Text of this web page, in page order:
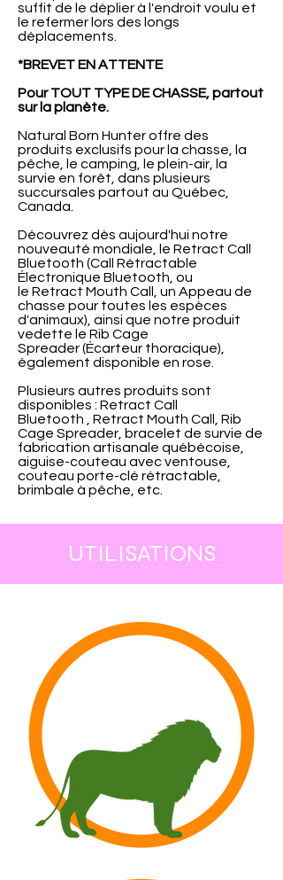
suffit de le déplier à l'endroit voulu et
le refermer lors des longs
déplacements.
*BREVET EN ATTENTE
Pour TOUT TYPE DE CHASSE, partout
sur la planète.
Natural Born Hunter offre des
produits exclusifs pour la chasse, la
pêche, le camping, le plein-air, la
survie en forêt, dans plusieurs
succursales partout au Québec,
Canada.
Découvrez dès aujourd'hui notre
nouveauté mondiale, le Retract Call
Bluetooth (Call Rétractable
Électronique Bluetooth, ou
le Retract Mouth Call, un Appeau de
chasse pour toutes les espèces
d'animaux), ainsi que notre produit
vedette le Rib Cage
Spreader (Écarteur thoracique),
également disponible en rose.
Plusieurs autres produits sont
disponibles : Retract Call
Bluetooth , Retract Mouth Call, Rib
Cage Spreader, bracelet de survie de
fabrication artisanale québécoise,
aiguise-couteau avec ventouse,
couteau porte-clé rétractable,
brimbale à pêche, etc.
UTILISATIONS